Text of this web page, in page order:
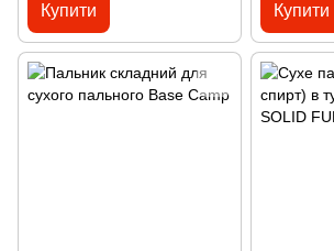
Купити Купити